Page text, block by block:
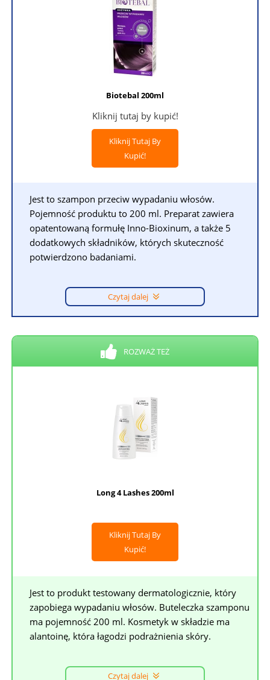
Biotebal 200ml
Kliknij tutaj by kupić!
Kliknij Tutaj By
Kupić!
Jest to szampon przeciw wypadaniu włosów.
Pojemność produktu to 200 ml. Preparat zawiera
opatentowaną formułę Inno-Bioxinum, a także 5
dodatkowych składników, których skuteczność
potwierdzono badaniami.
Czytaj dalej
ROZWAŻ TEŻ
Long 4 Lashes 200ml
Kliknij Tutaj By
Kupić!
Jest to produkt testowany dermatologicznie, który
zapobiega wypadaniu włosów. Buteleczka szamponu
ma pojemność 200 ml. Kosmetyk w składzie ma
alantoinę, która łagodzi podrażnienia skóry.
Czytaj dalej